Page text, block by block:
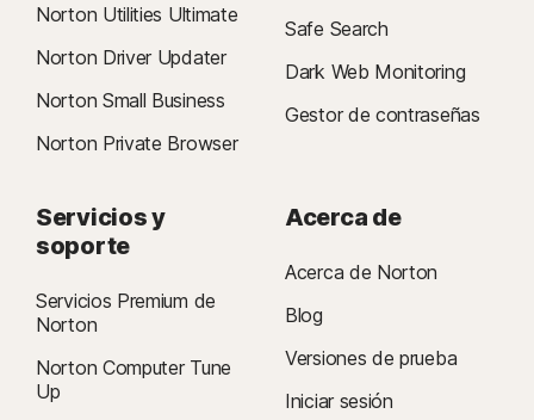
Norton Utilities Ultimate
Norton Driver Updater
Norton Small Business
Norton Private Browser
Safe Search
Dark Web Monitoring
Gestor de contraseñas
Servicios y
soporte
Servicios Premium de
Norton
Norton Computer Tune
Up
Acerca de
Acerca de Norton
Blog
Versiones de prueba
Iniciar sesión